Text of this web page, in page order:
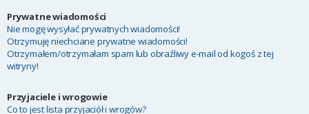
Prywatne wiadomości
Nie mogę wysyłać prywatnych wiadomości!
Otrzymuję niechciane prywatne wiadomości!
Otrzymałem/otrzymałam spam lub obraźliwy e-mail od kogoś z tej
witryny!
Przyjaciele i wrogowie
Co to jest lista przyjaciół i wrogów?